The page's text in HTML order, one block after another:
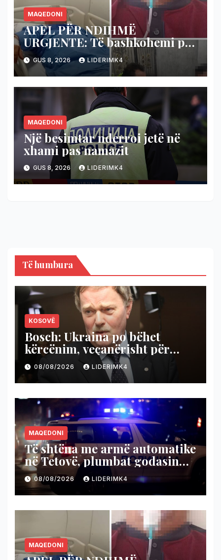
MAQEDONI
APEL PËR NDIHMË
URGJENTE: Të bashkohemi për
shpëtimin e veteranit
kumanovar të dy luftërave
GUS 8, 2026 LIDERIMK4
MAQEDONI
Një besimtar nderroi jetë në
xhami pas namazit
GUS 8, 2026 LIDERIMK4
Të humbura
KOSOVË
Bosch: Ukraina po bëhet
kërcënim, veçanërisht për
Kosovën, BE ta kushtëzojë me
njohjen e Kosovës
08/08/2026 LIDERIMK4
MAQEDONI
Të shtëna me armë automatike
në Tetovë, plumbat godasin
shtëpinë dhe veturën e një 48-
vjeçari
08/08/2026 LIDERIMK4
MAQEDONI